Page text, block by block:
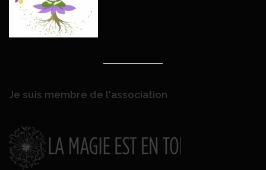
Je suis membre de l'association